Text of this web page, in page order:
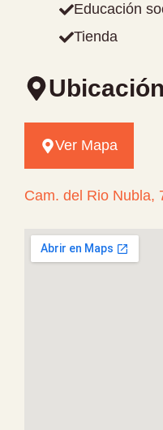
Educación
Tienda
Ubicación
Ver Mapa
Cam. del Rio Nubla,